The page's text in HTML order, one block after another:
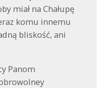
miał na Chałupę
komu innemu
bliskość, ani
Panom